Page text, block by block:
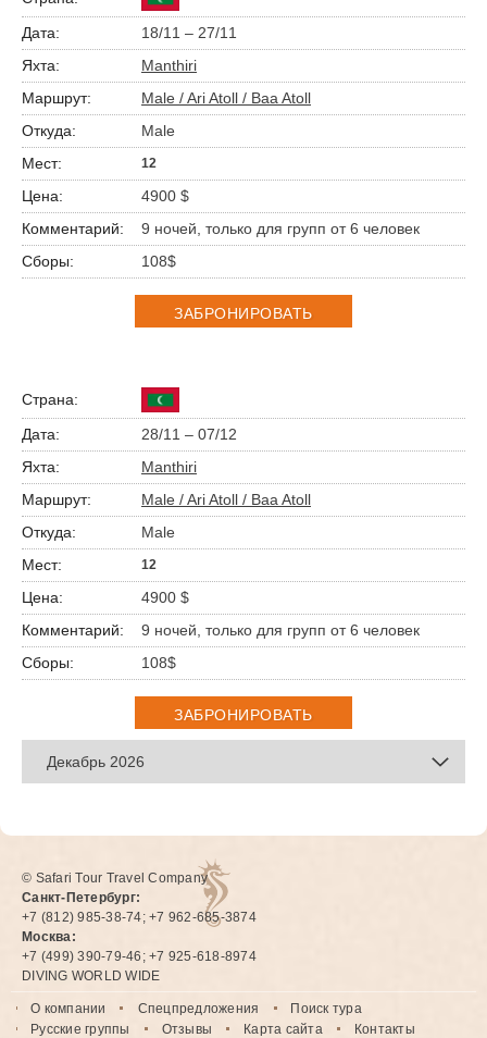
18/11 – 27/11
Manthiri
Male / Ari Atoll / Baa Atoll
Male
12
4900 $
9 ночей, только для групп от 6 человек
108$
ЗАБРОНИРОВАТЬ
28/11 – 07/12
Manthiri
Male / Ari Atoll / Baa Atoll
Male
12
4900 $
9 ночей, только для групп от 6 человек
108$
ЗАБРОНИРОВАТЬ
Декабрь 2026
© Safari Tour Travel Company
Санкт-Петербург:
+7 (812) 985-38-74; +7 962-685-3874
Москва:
+7 (499) 390-79-46; +7 925-618-8974
DIVING WORLD WIDE
О компании Спецпредложения
Поиск тура
Русские группы
Отзывы Карта сайта Контакты